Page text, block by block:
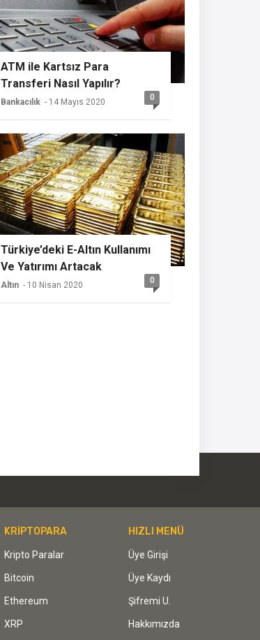
ATM ile Kartsız Para
Transferi Nasıl Yapılır?
Bankacılık - 14 Mayıs 2020 0
Türkiye’deki E-Altın Kullanımı
Ve Yatırımı Artacak
Altın - 10 Nisan 2020 0
KRİPTOPARA
Kripto Paralar
Bitcoin
Ethereum
XRP
HIZLI MENÜ
Üye Girişi
Üye Kaydı
Şifremi U.
Hakkımızda